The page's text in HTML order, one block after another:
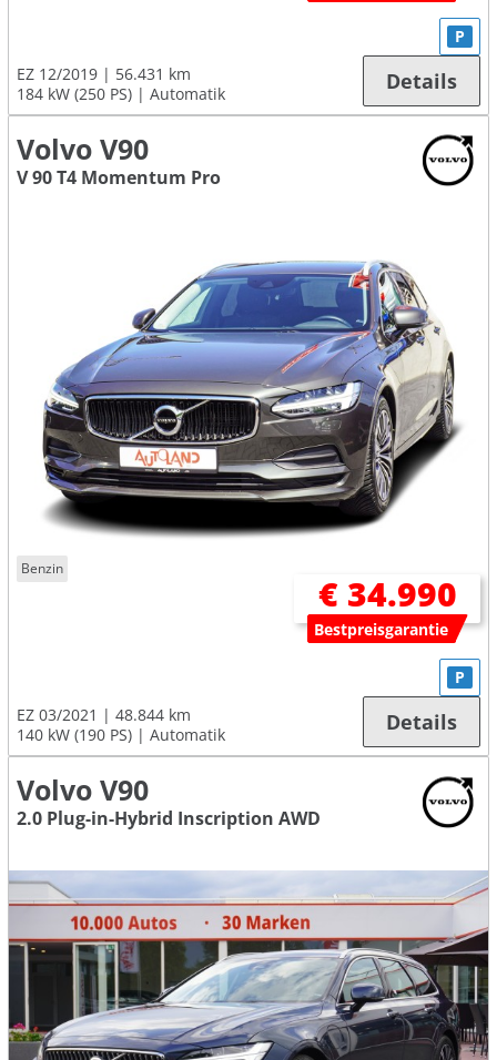
EZ 12/2019
56.431 km
184 kW (250 PS)
Automatik
P
Details
Volvo V90
V 90 T4 Momentum Pro
Benzin
€ 34.990
Bestpreisgarantie
EZ 03/2021
48.844 km
140 kW (190 PS)
Automatik
P
Details
Volvo V90
2.0 Plug-in-Hybrid Inscription AWD